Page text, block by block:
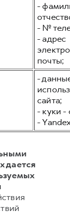
-
- №
- адрес
почты;
-
сайта;
- куки -
-
дается